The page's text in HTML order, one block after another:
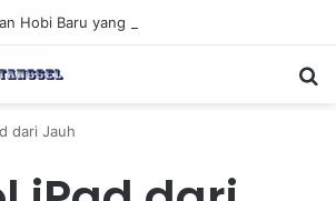
dari Jauh